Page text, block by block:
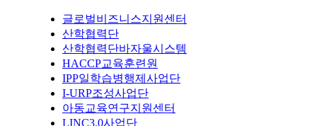
글로벌비즈니스지원센터
산학협력단
산학협력단바자울시스템
HACCP교육훈련원
IPP일학습병행제사업단
I-URP조성사업단
아동교육연구지원센터
LINC3.0사업단